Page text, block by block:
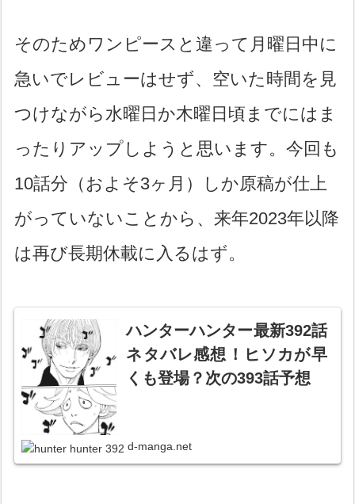
そのためワンピースと違って月曜日中に
急いでレビューはせず、空いた時間を見
つけながら水曜日か木曜日頃までにはま
ったりアップしようと思います。今回も
10話分（およそ3ヶ月）しか原稿が仕上
がっていないことから、来年2023年以降
は再び長期休載に入るはず。
ハンターハンター最新392話
ネタバレ感想！ヒソカが早
くも登場？次の393話予想
d-manga.net